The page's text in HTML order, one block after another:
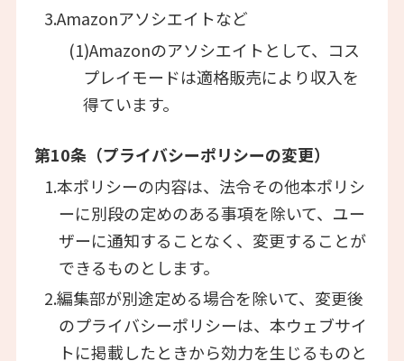
3.Amazonアソシエイトなど
(1)Amazonのアソシエイトとして、コス
プレイモードは適格販売により収入を
得ています。
第10条（プライバシーポリシーの変更）
1.本ポリシーの内容は、法令その他本ポリシ
ーに別段の定めのある事項を除いて、ユー
ザーに通知することなく、変更することが
できるものとします。
2.編集部が別途定める場合を除いて、変更後
のプライバシーポリシーは、本ウェブサイ
トに掲載したときから効力を生じるものと